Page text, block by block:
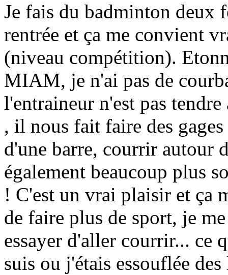
Je fais du badminton deux
rentrée et ça me convient
(niveau compétition).
MIAM, je n'ai pas de
l'entraineur n'est pas
, il nous fait faire des
d'une barre, courrir autour
également beaucoup plus
! C'est un vrai plaisir et ça
de faire plus de sport, je
essayer d'aller courrir... ce
suis ou j'étais essouflée